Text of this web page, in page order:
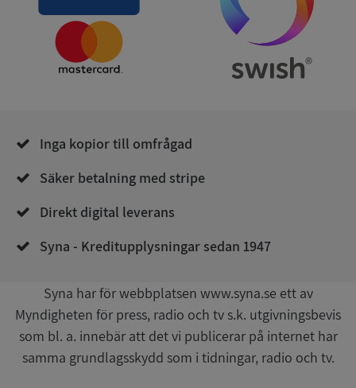
Inga kopior till omfrågad
Säker betalning med stripe
Direkt digital leverans
Syna - Kreditupplysningar sedan 1947
Syna har för webbplatsen www.syna.se ett av
Myndigheten för press, radio och tv s.k. utgivningsbevis
som bl. a. innebär att det vi publicerar på internet har
samma grundlagsskydd som i tidningar, radio och tv.
Namn
Leverantör
/
Domän
__RequestVerificationToken
Microsoft
Google